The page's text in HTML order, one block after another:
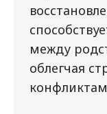
между
облегчая